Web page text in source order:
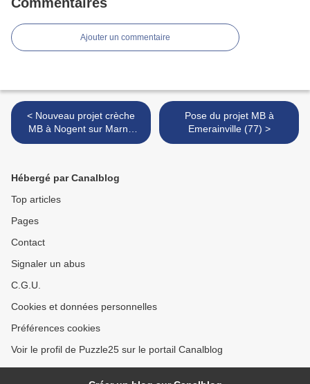
Ajouter un commentaire
< Nouveau projet crèche
MB à Nogent sur Marne
(93)
Pose du projet MB à
Emerainville (77) >
Hébergé par Canalblog
Top articles
Pages
Contact
Signaler un abus
C.G.U.
Cookies et données personnelles
Préférences cookies
Voir le profil de Puzzle25 sur le portail Canalblog